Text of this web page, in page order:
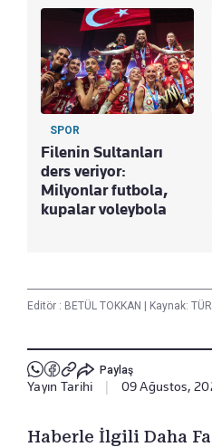
SPOR
Filenin Sultanları
ders veriyor:
Milyonlar futbola,
kupalar voleybola
Editör : BETÜL TOKKAN | Kaynak:
Paylaş
Yayın Tarihi 09 Ağustos,
Haberle İlgili Daha